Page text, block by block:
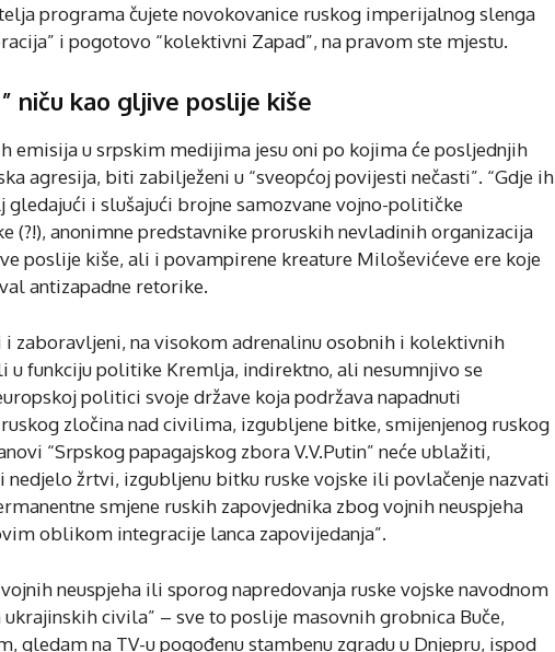
programa čujete novokovanice ruskog imperijalnog slenga
i pogotovo “kolektivni Zapad”, na pravom ste mjestu.
niču kao gljive poslije kiše
emisija u srpskim medijima jesu oni po kojima će posljednjih
agresija, biti zabilježeni u “sveopćoj povijesti nečasti”. “Gdje ih
gledajući i slušajući brojne samozvane vojno-političke
(?!), anonimne predstavnike proruskih nevladinih organizacija
poslije kiše, ali i povampirene kreature Miloševićeve ere koje
antizapadne retorike.
i zaboravljeni, na visokom adrenalinu osobnih i kolektivnih
u funkciju politike Kremlja, indirektno, ali nesumnjivo se
politici svoje države koja podržava napadnuti
zločina nad civilima, izgubljene bitke, smijenjenog ruskog
“Srpskog papagajskog zbora V.V.Putin” neće ublažiti,
žrtvi, izgubljenu bitku ruske vojske ili povlačenje nazvati
smjene ruskih zapovjednika zbog vojnih neuspjeha
oblikom integracije lanca zapovijedanja”.
neuspjeha ili sporog napredovanja ruske vojske navodnom
civila” – sve to poslije masovnih grobnica Buče,
gledam na TV-u pogođenu stambenu zgradu u Dnjepru, ispod